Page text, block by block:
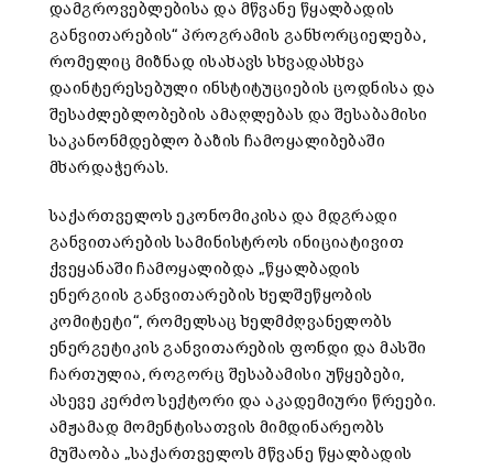
დამგროვებლებისა და მწვანე წყალბადის
განვითარების“ პროგრამის განხორციელება,
რომელიც მიზნად ისახავს სხვადასხვა
დაინტერესებული ინსტიტუციების ცოდნისა და
შესაძლებლობების ამაღლებას და შესაბამისი
საკანონმდებლო ბაზის ჩამოყალიბებაში
მხარდაჭერას.
საქართველოს ეკონომიკისა და მდგრადი
განვითარების სამინისტროს ინიციატივით
ქვეყანაში ჩამოყალიბდა „წყალბადის
ენერგიის განვითარების ხელშეწყობის
კომიტეტი“, რომელსაც ხელმძღვანელობს
ენერგეტიკის განვითარების ფონდი და მასში
ჩართულია, როგორც შესაბამისი უწყებები,
ასევე კერძო სექტორი და აკადემიური წრეები.
ამჟამად მომენტისათვის მიმდინარეობს
მუშაობა „საქართველოს მწვანე წყალბადის